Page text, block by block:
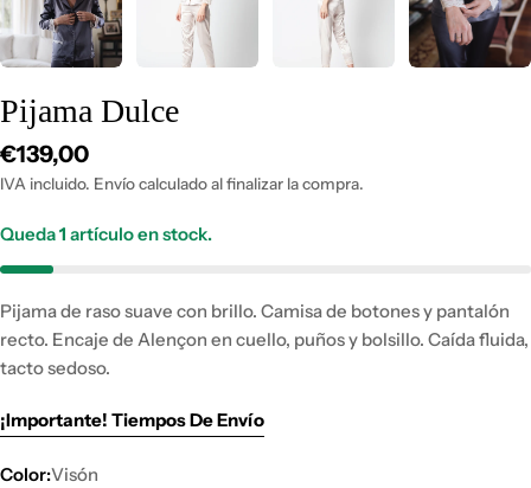
Pijama Dulce
Precio
habitual
€139,00
IVA incluido. Envío calculado al finalizar la compra.
Queda1 artículo en stock.
Pijama de raso suave con brillo. Camisa de botones y pantalón
recto. Encaje de Alençon en cuello, puños y bolsillo. Caída fluida,
tacto sedoso.
¡Importante! Tiempos De Envío
Color:Visón